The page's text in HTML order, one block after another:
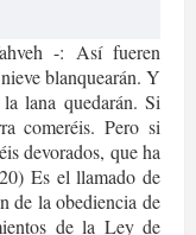
-: Así fueren
blanquearán. Y
lana quedarán. Si
comeréis. Pero si
devorados, que ha
Es el llamado de
de la obediencia de
de la Ley de